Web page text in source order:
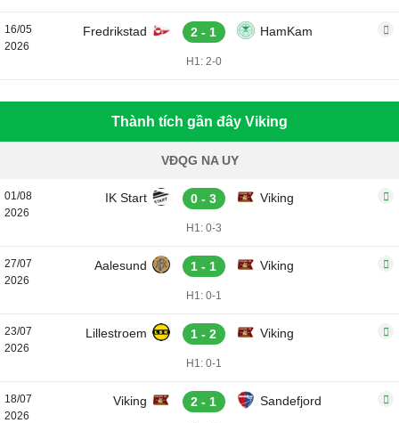
16/05
2026
Fredrikstad 2 - 1 HamKam
H1: 2-0
Thành tích gần đây Viking
VĐQG NA UY
01/08
2026
IK Start 0 - 3 Viking
H1: 0-3
27/07
2026
Aalesund 1 - 1 Viking
H1: 0-1
23/07
2026
Lillestroem 1 - 2 Viking
H1: 0-1
18/07
2026
Viking 2 - 1 Sandefjord